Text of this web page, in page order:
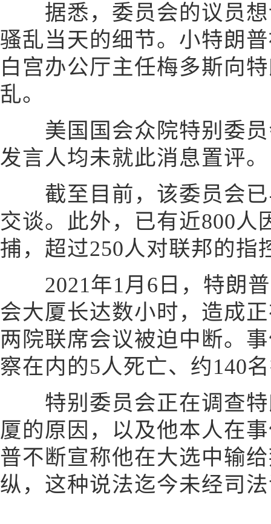
据悉，委员会的议员想
骚乱当天的细节。小特朗
白宫办公厅主任梅多斯向
乱。
美国国会众院特别委员
发言人均未就此消息置评。
截至目前，该委员会已
交谈。此外，已有近800人
捕，超过250人对联邦的指
2021年1月6日，特朗普
会大厦长达数小时，造成
两院联席会议被迫中断。
察在内的5人死亡、约140
特别委员会正在调查特
厦的原因，以及他本人在
普不断宣称他在大选中输
纵，这种说法迄今未经司